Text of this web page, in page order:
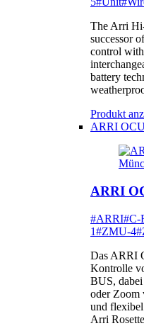
The Arri
successor
control
battery
Produkt
ARRI
ARRI
#ARRI#C-
1#ZMU-4
Das ARRI
Kontrolle
BUS,
oder Zoom
und
Arri